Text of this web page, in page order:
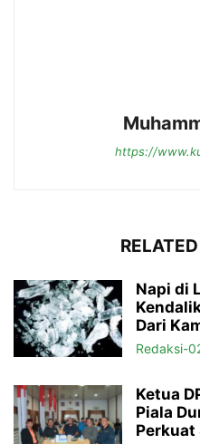
https://
Napi di
Dari
Redaksi-
Ketua
Piala
Perkuat